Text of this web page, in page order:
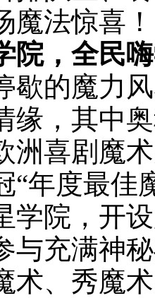
魔法惊喜！
，全民嗨
的魔力风
缘，其中
洲喜剧魔
“年度最佳
学院，开
与充满神
术、秀魔